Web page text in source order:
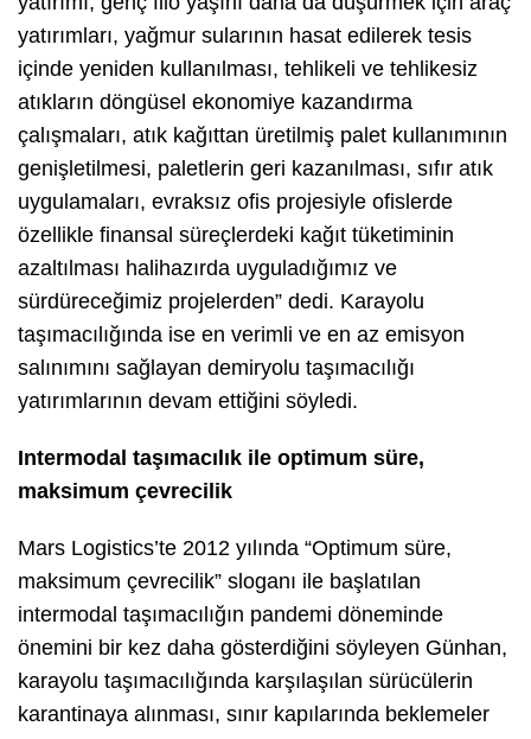
yatırımları, yağmur sularının hasat edilerek tesis
içinde yeniden kullanılması, tehlikeli ve tehlikesiz
atıkların döngüsel ekonomiye kazandırma
çalışmaları, atık kağıttan üretilmiş palet kullanımının
genişletilmesi, paletlerin geri kazanılması, sıfır atık
uygulamaları, evraksız ofis projesiyle ofislerde
özellikle finansal süreçlerdeki kağıt tüketiminin
azaltılması halihazırda uyguladığımız ve
sürdüreceğimiz projelerden” dedi. Karayolu
taşımacılığında ise en verimli ve en az emisyon
salınımını sağlayan demiryolu taşımacılığı
yatırımlarının devam ettiğini söyledi.
Intermodal taşımacılık ile optimum süre,
maksimum çevrecilik
Mars Logistics’te 2012 yılında “Optimum süre,
maksimum çevrecilik” sloganı ile başlatılan
intermodal taşımacılığın pandemi döneminde
önemini bir kez daha gösterdiğini söyleyen Günhan,
karayolu taşımacılığında karşılaşılan sürücülerin
karantinaya alınması, sınır kapılarında beklemeler